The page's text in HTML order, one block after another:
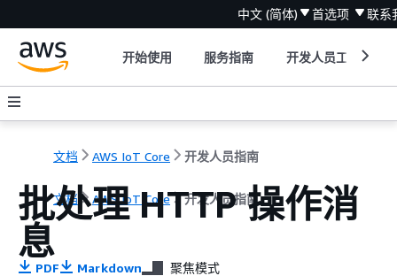
中文 (简体) 首选项 联系
开始使用 服务指南 开发人员工具
文档 AWS IoT Core 开发人员指南
文档 AWS IoT Core 开发人员指南
批处理 HTTP 操作消
息
PDF Markdown 聚焦模式